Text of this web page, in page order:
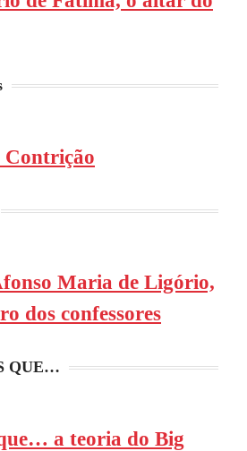
Contrição
Maria de Ligório,
dos confessores
QUE…
a teoria do Big